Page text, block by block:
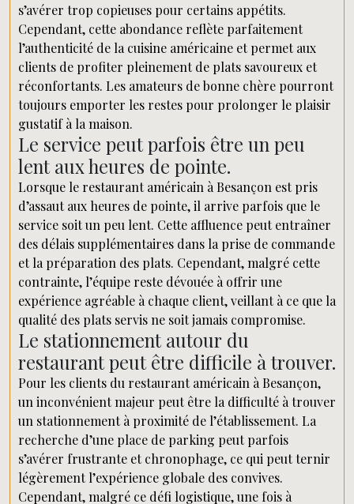
s’avérer trop copieuses pour certains appétits.
Cependant, cette abondance reflète parfaitement
l’authenticité de la cuisine américaine et permet aux
clients de profiter pleinement de plats savoureux et
réconfortants. Les amateurs de bonne chère pourront
toujours emporter les restes pour prolonger le plaisir
gustatif à la maison.
Le service peut parfois être un peu
lent aux heures de pointe.
Lorsque le restaurant américain à Besançon est pris
d’assaut aux heures de pointe, il arrive parfois que le
service soit un peu lent. Cette affluence peut entraîner
des délais supplémentaires dans la prise de commande
et la préparation des plats. Cependant, malgré cette
contrainte, l’équipe reste dévouée à offrir une
expérience agréable à chaque client, veillant à ce que la
qualité des plats servis ne soit jamais compromise.
Le stationnement autour du
restaurant peut être difficile à trouver.
Pour les clients du restaurant américain à Besançon,
un inconvénient majeur peut être la difficulté à trouver
un stationnement à proximité de l’établissement. La
recherche d’une place de parking peut parfois
s’avérer frustrante et chronophage, ce qui peut ternir
légèrement l’expérience globale des convives.
Cependant, malgré ce défi logistique, une fois à